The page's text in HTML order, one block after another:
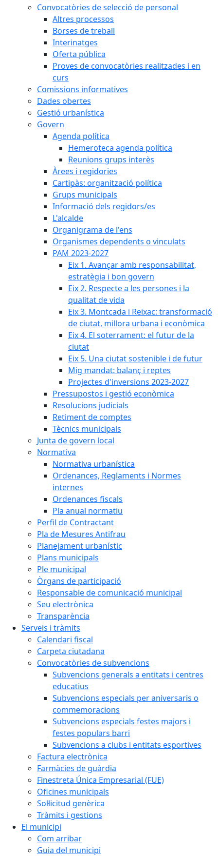
Convocatòries de selecció de personal
Altres processos
Borses de treball
Interinatges
Oferta pública
Proves de convocatòries realitzades i en
curs
Comissions informatives
Dades obertes
Gestió urbanística
Govern
Agenda política
Hemeroteca agenda política
Reunions grups interès
Àrees i regidories
Cartipàs: organització política
Grups municipals
Informació dels regidors/es
L'alcalde
Organigrama de l'ens
Organismes dependents o vinculats
PAM 2023-2027
Eix 1. Avançar amb responsabilitat,
estratègia i bon govern
Eix 2. Respecte a les persones i la
qualitat de vida
Eix 3. Montcada i Reixac: transformació
de ciutat, millora urbana i econòmica
Eix 4. El soterrament: el futur de la
ciutat
Eix 5. Una ciutat sostenible i de futur
Mig mandat: balanç i reptes
Projectes d'inversions 2023-2027
Pressupostos i gestió econòmica
Resolucions judicials
Retiment de comptes
Tècnics municipals
Junta de govern local
Normativa
Normativa urbanística
Ordenances, Reglaments i Normes
internes
Ordenances fiscals
Pla anual normatiu
Perfil de Contractant
Pla de Mesures Antifrau
Planejament urbanístic
Plans municipals
Ple municipal
Òrgans de participació
Responsable de comunicació municipal
Seu electrònica
Transparència
Serveis i tràmits
Calendari fiscal
Carpeta ciutadana
Convocatòries de subvencions
Subvencions generals a entitats i centres
educatius
Subvencions especials per aniversaris o
commemoracions
Subvencions especials festes majors i
festes populars barri
Subvencions a clubs i entitats esportives
Factura electrònica
Farmàcies de guàrdia
Finestreta Única Empresarial (FUE)
Oficines municipals
Sol·licitud genèrica
Tràmits i gestions
El municipi
Com arribar
Guia del municipi